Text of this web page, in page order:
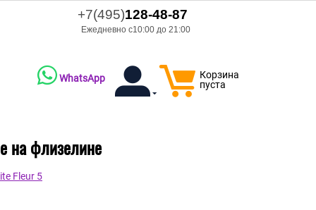
+7(495)128-48-87
Ежедневно с10:00 до 21:00
Корзина
пуста
WhatsApp
на флизелине
Fleur 5